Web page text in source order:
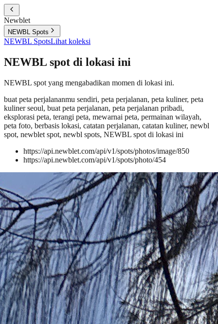
Newblet
NEWBL Spots
NEWBL SpotsLihat koleksi
NEWBL spot di lokasi ini
NEWBL spot yang mengabadikan momen di lokasi ini.
buat peta perjalananmu sendiri, peta perjalanan, peta kuliner, peta
kuliner seoul, buat peta perjalanan, peta perjalanan pribadi,
eksplorasi peta, terangi peta, mewarnai peta, permainan wilayah,
peta foto, berbasis lokasi, catatan perjalanan, catatan kuliner, newbl
spot, newblet spot, newbl spots, NEWBL spot di lokasi ini
https://api.newblet.com/api/v1/spots/photos/image/850
https://api.newblet.com/api/v1/spots/photo/454